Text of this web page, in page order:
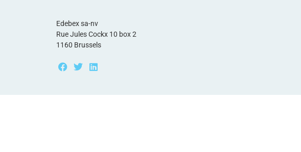
Edebex sa-nv
Rue Jules Cockx 10 box 2
1160 Brussels